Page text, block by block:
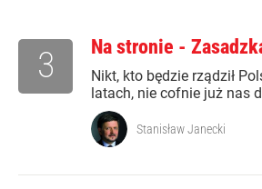
Na stronie -
Nikt, kto będzie rządził
latach, nie cofnie już nas
3
Stanisław Janecki